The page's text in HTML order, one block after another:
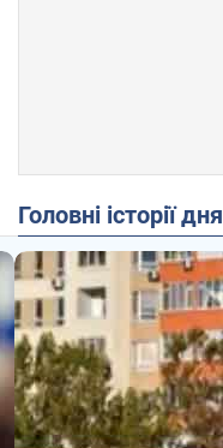
Головні історії дня